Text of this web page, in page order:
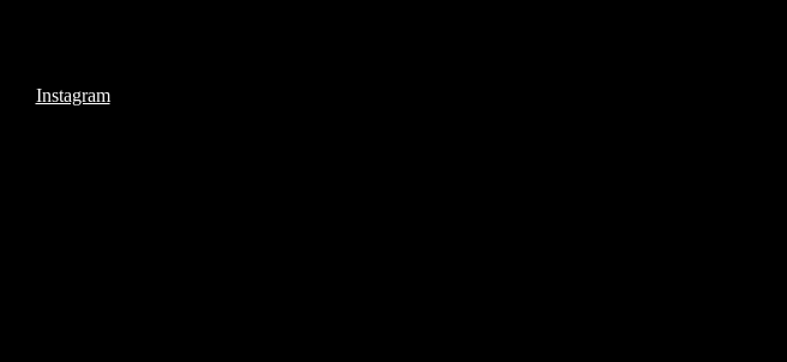
Instagram